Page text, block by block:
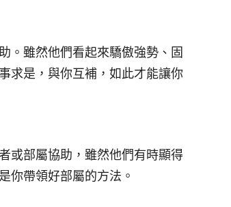
。雖然他們看起來驕傲強勢、固
求是，與你互補，如此才能讓你
或部屬協助，雖然他們有時顯得
你帶領好部屬的方法。